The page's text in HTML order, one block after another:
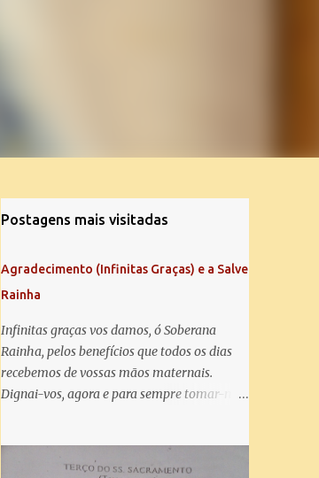
Postagens mais visitadas
Agradecimento (Infinitas Graças) e a Salve
Rainha
Infinitas graças vos damos, ó Soberana
Rainha, pelos benefícios que todos os dias
recebemos de vossas mãos maternais.
Dignai-vos, agora e para sempre tomar-nos
Salve Rainha: Salve Rainha , Mãe de